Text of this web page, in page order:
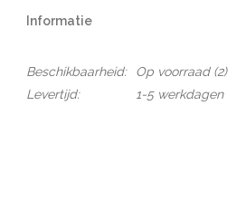
Informatie
Beschikbaarheid: Op voorraad(2)
Levertijd:
1-5 werkdagen